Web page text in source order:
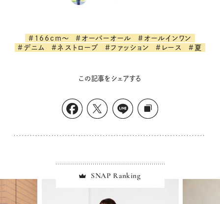
#166cm～ #オーバーオール
#オールインワン
#デニム
#ネストローブ #ファッション #レース #夏
この記事をシェアする
SNAP Ranking